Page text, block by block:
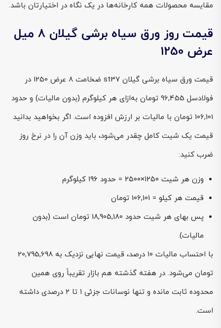
مقایسه محصولات همه کارخانه‌ها در یک نگاه در اختیارتان باشد.
قیمت روز ورق سیاه برشی گیلان 8 میل
عرض 1250
قیمت ورق سیاه برشی گیلان st37 ضخامت 8 عرض 1250 در
فولادسل 96,455 تومان به‌ازای هر کیلوگرم (بدون مالیات) و حدود
106,101 تومان با مالیات بر ارزش افزوده است. اگر بخواهید بدانید
قیمت یک شیت کامل چقدر می‌شود، باید وزن آن را در نرخ روز
ضرب کنید:
وزن هر شیت ۱۲۵۰×۲۵۰۰ = حدود ۱۹۶ کیلوگرم
قیمت هر کیلو = 106,101 تومان
پس بهای هر شیت حدود 18,905,180 تومان است (بدون
مالیات).
با احتساب مالیات ۱۰ درصد، قیمت نهایی نزدیک به 20,795,698
تومان می‌شود. در هفته گذشته هم بازار تقریباً روی همین
محدوده ثابت مانده و تنها نوسانات جزئی ۱ تا ۲ درصدی داشته
است.